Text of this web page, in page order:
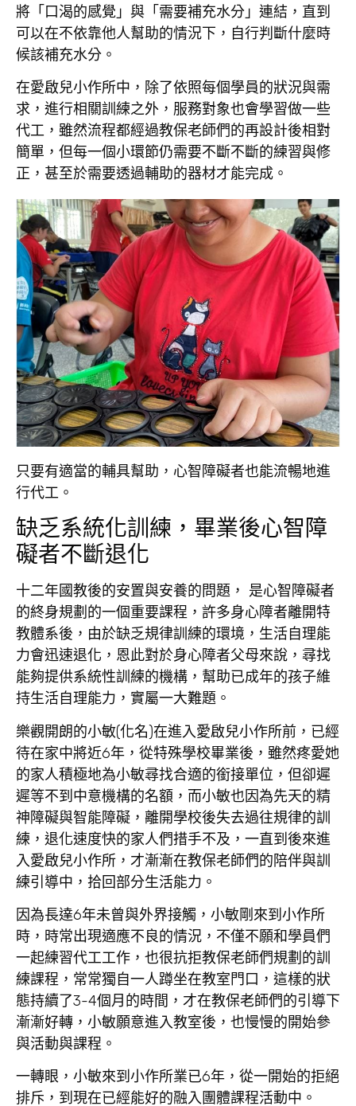
將「口渴的感覺」與「需要補充水分」連結，直到
可以在不依靠他人幫助的情況下，自行判斷什麼時
候該補充水分。
在愛啟兒小作所中，除了依照每個學員的狀況與需
求，進行相關訓練之外，服務對象也會學習做一些
代工，雖然流程都經過教保老師們的再設計後相對
簡單，但每一個小環節仍需要不斷不斷的練習與修
正，甚至於需要透過輔助的器材才能完成。
只要有適當的輔具幫助，心智障礙者也能流暢地進
行代工。
缺乏系統化訓練，畢業後心智障
礙者不斷退化
十二年國教後的安置與安養的問題， 是心智障礙者
的終身規劃的一個重要課程，許多身心障者離開特
教體系後，由於缺乏規律訓練的環境，生活自理能
力會迅速退化，恩此對於身心障者父母來說，尋找
能夠提供系統性訓練的機構，幫助已成年的孩子維
持生活自理能力，實屬一大難題。
樂觀開朗的小敏(化名)在進入愛啟兒小作所前，已經
待在家中將近6年，從特殊學校畢業後，雖然疼愛她
的家人積極地為小敏尋找合適的銜接單位，但卻遲
遲等不到中意機構的名額，而小敏也因為先天的精
神障礙與智能障礙，離開學校後失去過往規律的訓
練，退化速度快的家人們措手不及，一直到後來進
入愛啟兒小作所，才漸漸在教保老師們的陪伴與訓
練引導中，拾回部分生活能力。
因為長達6年未曾與外界接觸，小敏剛來到小作所
時，時常出現適應不良的情況，不僅不願和學員們
一起練習代工工作，也很抗拒教保老師們規劃的訓
練課程，常常獨自一人蹲坐在教室門口，這樣的狀
態持續了3-4個月的時間，才在教保老師們的引導下
漸漸好轉，小敏願意進入教室後，也慢慢的開始參
與活動與課程。
一轉眼，小敏來到小作所業已6年，從一開始的拒絕
排斥，到現在已經能好的融入團體課程活動中。